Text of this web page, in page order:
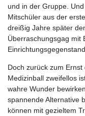
und in der Gruppe.
Mitschüler aus der
dreißig Jahre später
Überraschungsgag mit
Doch zurück zum
Medizinball zweifellos
wahre Wunder
spannende Alternative
können mit gezieltem